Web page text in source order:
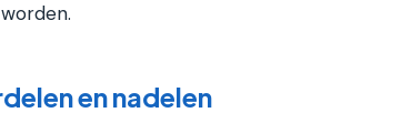
en nadelen